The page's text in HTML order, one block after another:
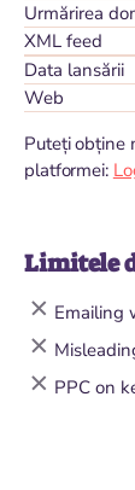
Urmărirea
XML feed
Data lansării
Web
Puteți obține
platformei:
Limitele
Emailing
PPC on